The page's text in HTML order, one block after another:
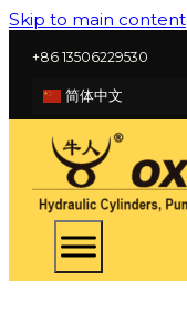
Skip to main content
+86 13506229530
简体中文